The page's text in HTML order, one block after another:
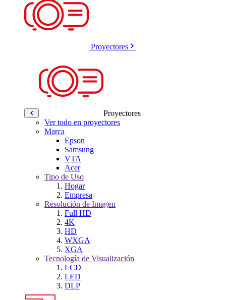
Proyectores
Proyectores
Ver todo en proyectores
Marca
Epson
Samsung
VTA
Acer
Tipo de Uso
Hogar
Empresa
Resolución de Imagen
Full HD
4K
HD
WXGA
XGA
Tecnología de Visualización
LCD
LED
DLP